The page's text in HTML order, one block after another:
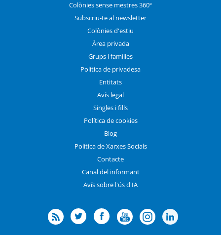
Colònies sense mestres 360º
Subscriu-te al newsletter
Colònies d'estiu
Àrea privada
Grups i famílies
Política de privadesa
Entitats
Avís legal
Singles i fills
Política de cookies
Blog
Política de Xarxes Socials
Contacte
Canal del informant
Avís sobre l'ús d'IA